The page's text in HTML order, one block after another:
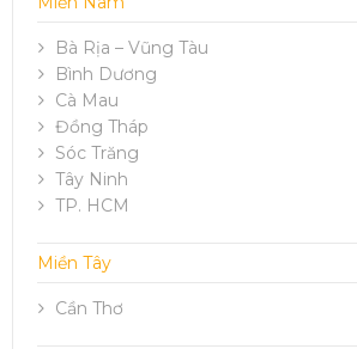
Bà Rịa – Vũng Tàu
Bình Dương
Cà Mau
Đồng Tháp
Sóc Trăng
Tây Ninh
TP. HCM
Miền Tây
Cần Thơ